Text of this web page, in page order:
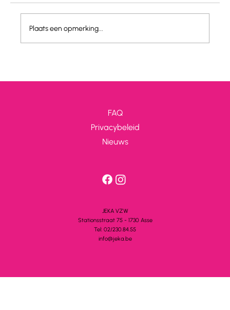
Spanje - Montseny : La Farga
Plaats een opmerking...
JEKA VZW
Stationsstraat 75 - 1730 Asse
Tel: 02/230.84.55
info@jeka.be
FAQ
Privacybeleid
Nieuws